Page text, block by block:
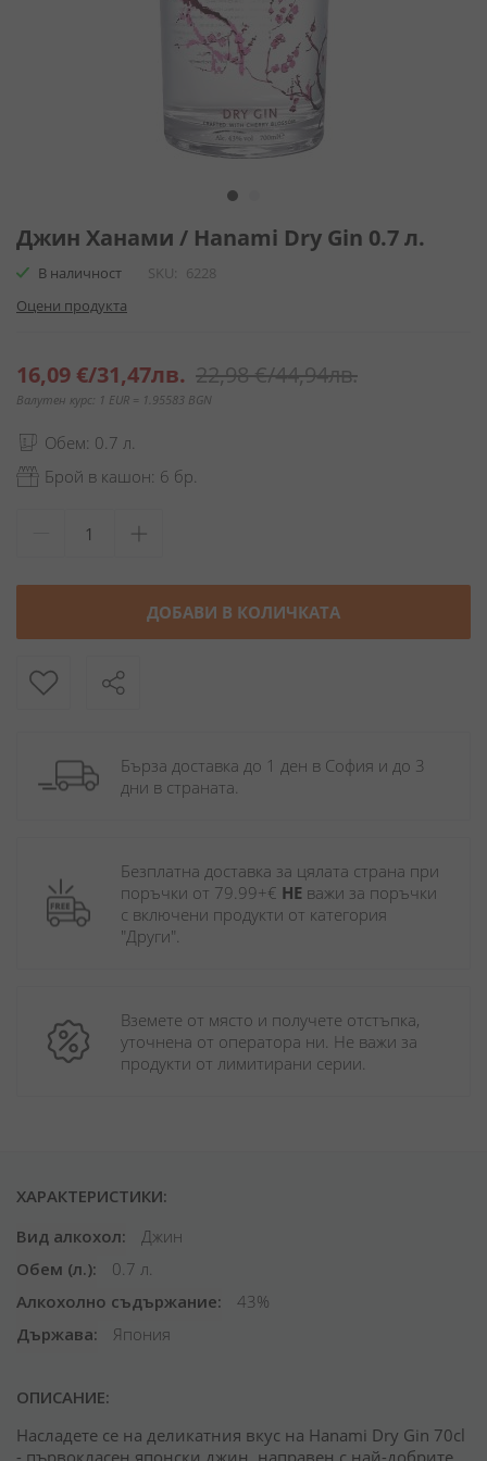
към
началото
на
галерия
със
Джин Ханами / Hanami Dry Gin 0.7 л.
В наличност SKU
6228
Оцени продукта
Специална
цена
16,09 €/31,47лв. 22,98 €/44,94лв.
Валутен курс: 1 EUR = 1.95583 BGN
Обем: 0.7 л.
Брой в кашон: 6 бр.
ДОБАВИ В КОЛИЧКАТА
Бърза доставка до 1 ден в София и до 3
дни в страната.
Безплатна доставка за цялата страна при
поръчки от 79.99+€ НЕ важи за поръчки
с включени продукти от категория
"Други".
Вземете от място и получете отстъпка,
уточнена от оператора ни. Не важи за
продукти от лимитирани серии.
ХАРАКТЕРИСТИКИ:
Вид алкохол
Джин
Обем (л.)
0.7 л.
Алкохолно съдържание
43%
Държава
Япония
ОПИСАНИЕ:
Насладете се на деликатния вкус на Hanami Dry Gin 70cl
- първокласен японски джин, направен с най-добрите